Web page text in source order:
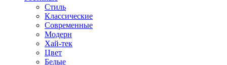
Стиль
Классические
Современные
Модерн
Хай-тек
Цвет
Белые